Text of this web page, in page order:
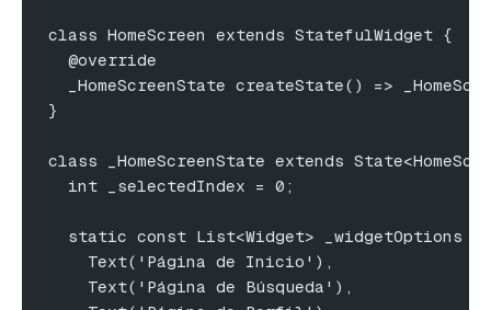
class HomeScreen extends StatefulWidget {
  @override
_HomeScreenState createState() =>
}
class _HomeScreenState extends
  int _selectedIndex = 0;
static const List<Widget> _widgetOptions =
    Text('Página de Inicio'),
    Text('Página de Búsqueda'),